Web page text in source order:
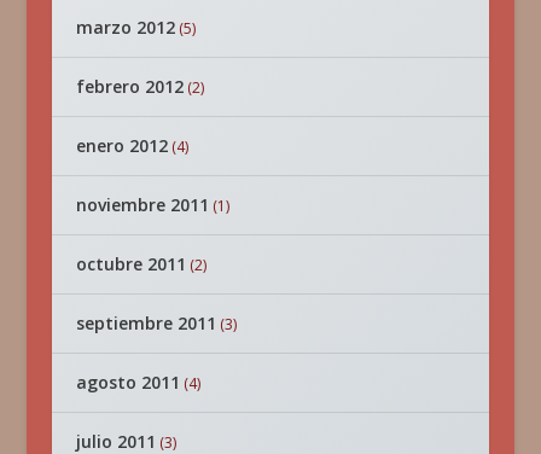
marzo 2012(5)
febrero 2012(2)
enero 2012(4)
noviembre 2011 (1)
octubre 2011 (2)
septiembre 2011 (3)
agosto 2011 (4)
julio 2011 (3)